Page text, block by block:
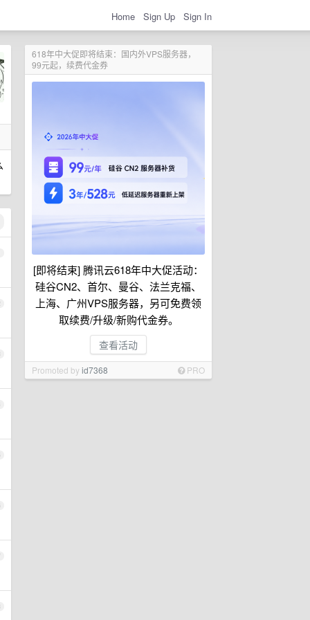
Home Sign Up Sign In
618年中大促即将结束：国内外VPS服务器，
99元起，续费代金券
[即将结束] 腾讯云618年中大促活动：
硅谷CN2、首尔、曼谷、法兰克福、
上海、广州VPS服务器，另可免费领
取续费/升级/新购代金券。
查看活动
Promoted byid7368 PRO